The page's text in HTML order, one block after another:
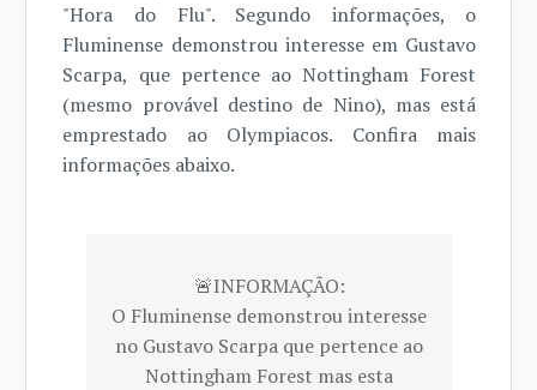
"Hora do Flu". Segundo informações, o
Fluminense demonstrou interesse em Gustavo
Scarpa, que pertence ao Nottingham Forest
(mesmo provável destino de Nino), mas está
emprestado ao Olympiacos. Confira mais
informações abaixo.
🚨INFORMAÇÃO:
O Fluminense demonstrou interesse
no Gustavo Scarpa que pertence ao
Nottingham Forest mas esta